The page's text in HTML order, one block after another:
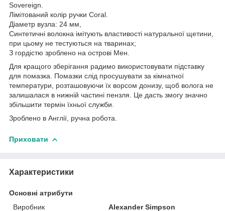
Sovereign.
Лімітований колір ручки Coral.
Діаметр вузла: 24 мм,
Синтетичні волокна імітують властивості натуральної щетини,
при цьому не тестуються на тваринах;
З гордістю зроблено на острові Мен.
Для кращого зберігання радимо використовувати підставку
для помазка. Помазки слід просушувати за кімнатної
температури, розташовуючи їх ворсом донизу, щоб волога не
залишалася в нижній частині пензля. Це дасть змогу значно
збільшити термін їхньої служби.
Зроблено в Англії, ручна робота.
Приховати
Характеристики
Основні атрибути
Виробник
Alexander Simpson